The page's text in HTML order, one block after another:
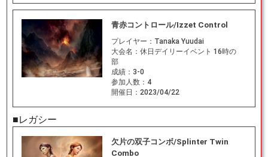
青赤コントロール/Izzet Control
プレイヤー： Tanaka Yuudai
大会名： 休日デイリーイベント 16時の
部
成績： 3-0
参加人数： 4
開催日： 2023/04/22
■レガシー
欠片の双子コンボ/Splinter Twin
Combo